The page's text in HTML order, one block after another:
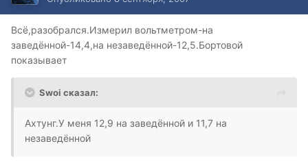
Всё,разобрался.Измерил вольтметром-на
заведённой-14,4,на незаведённой-12,5.Бортовой
показывает
Swoi сказал:
Ахтунг.У меня 12,9 на заведённой и 11,7 на
незаведённой